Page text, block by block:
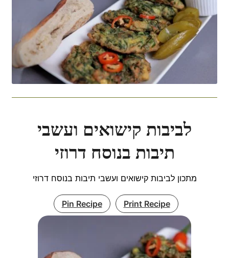
לביבות קישואים ועשבי
תיבות בנוסח דרוזי
מתכון לביבות קישואים ועשבי תיבות בנוסח דרוזי
Print Recipe
Pin Recipe